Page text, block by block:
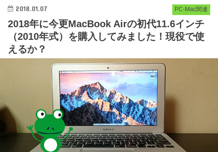
PC-Mac関連
2018.01.07
2018年に今更MacBook Airの初代11.6インチ
（2010年式）を購入してみました！現役で使
えるか？